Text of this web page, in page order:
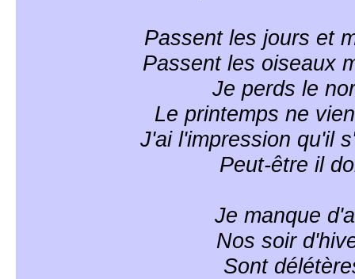
Passent les jours et
Passent les oiseaux
Je perds le
Le printemps ne
J'ai l'impression qu'il
Peut-être il
Je manque
Nos soir
Sont